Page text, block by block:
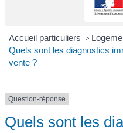
Accueil particuliers >
Quels sont les diagnostics
vente ?
Question-réponse
Quels sont les